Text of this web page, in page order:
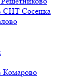
СНТ Сосенка
Комарово